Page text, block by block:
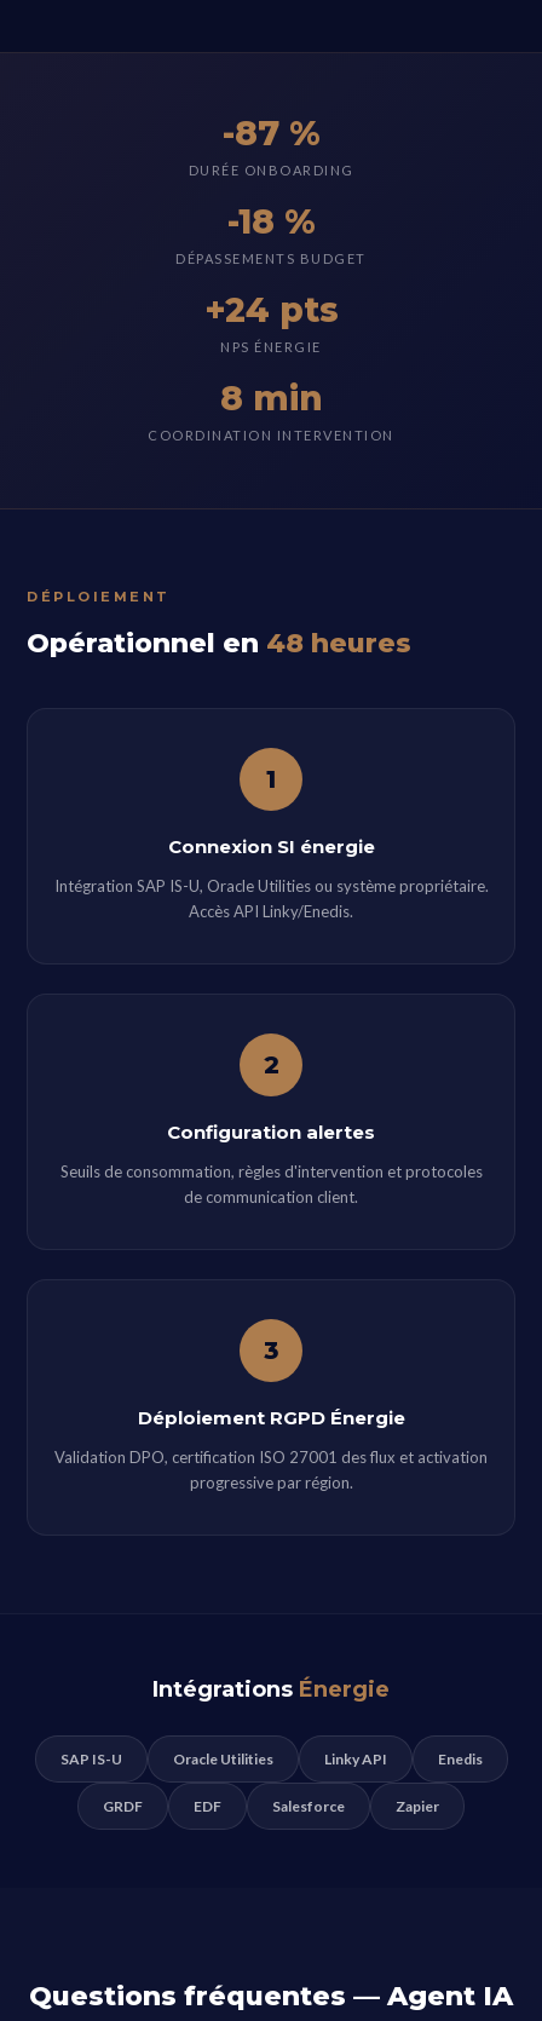
-87 %
DURÉE ONBOARDING
-18 %
DÉPASSEMENTS BUDGET
+24 pts
NPS ÉNERGIE
8 min
COORDINATION INTERVENTION
DÉPLOIEMENT
Opérationnel en 48 heures
1
Connexion SI énergie
Intégration SAP IS-U, Oracle Utilities ou système propriétaire.
Accès API Linky/Enedis.
2
Configuration alertes
Seuils de consommation, règles d'intervention et protocoles
de communication client.
3
Déploiement RGPD Énergie
Validation DPO, certification ISO 27001 des flux et activation
progressive par région.
Intégrations Énergie
SAP IS-U Oracle Utilities Linky API Enedis
GRDF EDF Salesforce Zapier
Questions fréquentes — Agent IA